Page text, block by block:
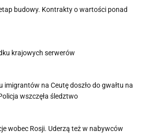
budowy. Kontrakty o wartości ponad
krajowych serwerów
imigrantów na Ceutę doszło do gwałtu na
wszczęła śledztwo
wobec Rosji. Uderzą też w nabywców